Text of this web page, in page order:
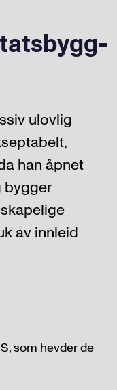
ulovlig
han åpnet
bygger
av innleid
som hevder de